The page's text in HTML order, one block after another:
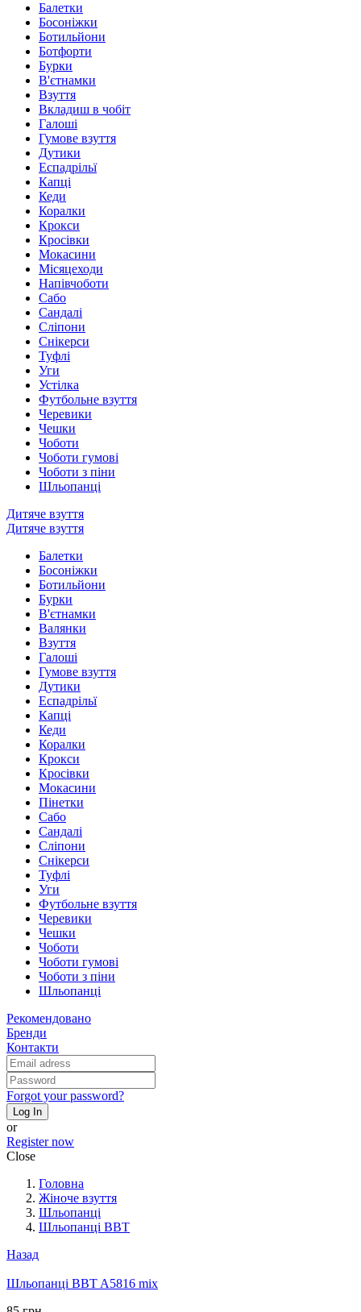
Балетки
Босоніжки
Ботильйони
Ботфорти
Бурки
В'єтнамки
Взуття
Вкладиш в чобіт
Галоші
Гумове взуття
Дутики
Еспадрільї
Капці
Кеди
Коралки
Крокси
Кросівки
Мокасини
Місяцеходи
Напівчоботи
Сабо
Сандалі
Сліпони
Снікерси
Туфлі
Уги
Устілка
Футбольне взуття
Черевики
Чешки
Чоботи
Чоботи гумові
Чоботи з піни
Шльопанці
Дитяче взуття
Дитяче взуття
Балетки
Босоніжки
Ботильйони
Бурки
В'єтнамки
Валянки
Взуття
Галоші
Гумове взуття
Дутики
Еспадрільї
Капці
Кеди
Коралки
Крокси
Кросівки
Мокасини
Пінетки
Сабо
Сандалі
Сліпони
Снікерси
Туфлі
Уги
Футбольне взуття
Черевики
Чешки
Чоботи
Чоботи гумові
Чоботи з піни
Шльопанці
Рекомендовано
Бренди
Контакти
Forgot your password?
Log In
or
Register now
Close
Головна
Жіноче взуття
Шльопанці
Шльопанці BBT
Назад
Шльопанці BBT A5816 mix